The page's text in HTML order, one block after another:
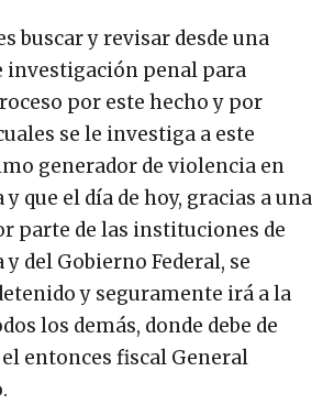
buscar y revisar desde una
investigación penal para
por este hecho y por
se le investiga a este
generador de violencia en
que el día de hoy, gracias a una
parte de las instituciones de
del Gobierno Federal, se
y seguramente irá a la
los demás, donde debe de
el entonces fiscal General